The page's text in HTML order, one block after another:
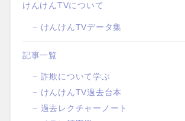
けんけんTVについて
けんけんTVデータ集
記事一覧
詐欺について学ぶ
けんけんTV過去台本
過去レクチャーノート